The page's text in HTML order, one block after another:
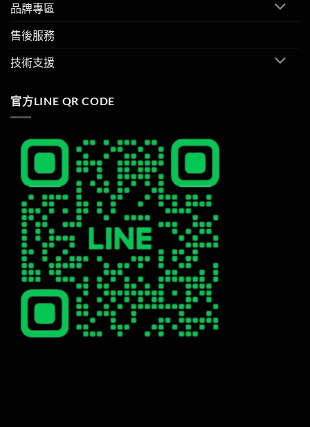
品牌專區
售後服務
技術支援
官方LINE QR CODE